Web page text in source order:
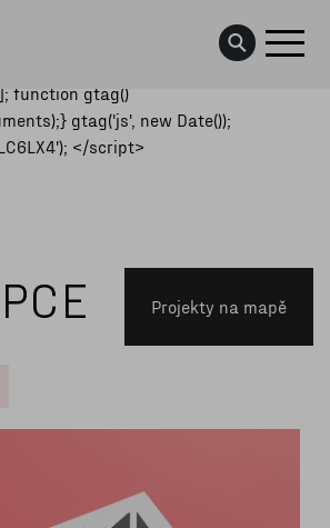
gtag/js?id=G-
<script> window.dataLayer =
function gtag()
gtag('js', new Date());
</script>
Projekty na mapě